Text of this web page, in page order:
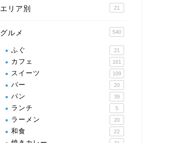
エリア別 21
グルメ 540
ふぐ 21
カフェ 161
スイーツ 109
バー 20
パン 39
ランチ 5
ラーメン 20
和食 22